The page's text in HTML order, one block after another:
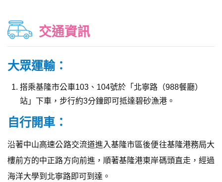
交通資訊
大眾運輸：
搭乘基隆市公車103、104號於「北寧路（988餐廳）
站」下車，步行約3分鐘即可抵達碧砂漁港。
自行開車：
沿著中山高速公路交流道進入基隆市區後便往基隆港務局大
樓前方的中正路方向前進，順著基隆港東岸碼頭直走，經過
海洋大學到北寧路即可到達。